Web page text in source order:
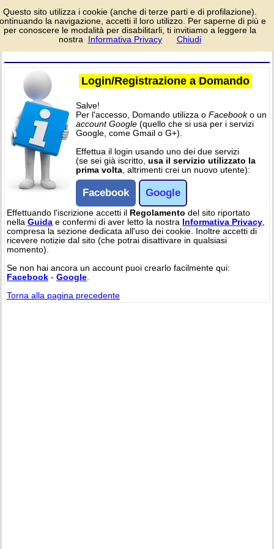
Pagina di
login/registrazione al
sito Domando, per
partecipare alle attività del sito. Per l'accesso è richiesto un account
Login/Registrazione a Domando
Salve!
Per l'accesso, Domando utilizza o Facebooko un
account Google (quello che si usa per i servizi
Google, come Gmail o G+).
Effettua il login usando uno dei due servizi
(se sei già iscritto, usa il servizio utilizzato la
prima volta , altrimenti crei un nuovo utente):
Facebook Google
Effettuando l'iscrizione accetti il Regolamento del sito riportato
nella Guida e confermi di aver letto la nostra Informativa Privacy
compresa la sezione dedicata all'uso dei cookie. Inoltre accetti di
ricevere notizie dal sito (che potrai disattivare in qualsiasi
momento).
Se non hai ancora un account puoi crearlo facilmente qui:
Facebook - Google
Torna alla pagina precedente
Questo sito utilizza i cookie (anche di terze parti e di profilazione).
la navigazione, accetti il loro utilizzo. Per saperne di più e
per conoscere le modalità per disabilitarli, ti invitiamo a leggere la
nostra
Informativa Privacy Chiudi